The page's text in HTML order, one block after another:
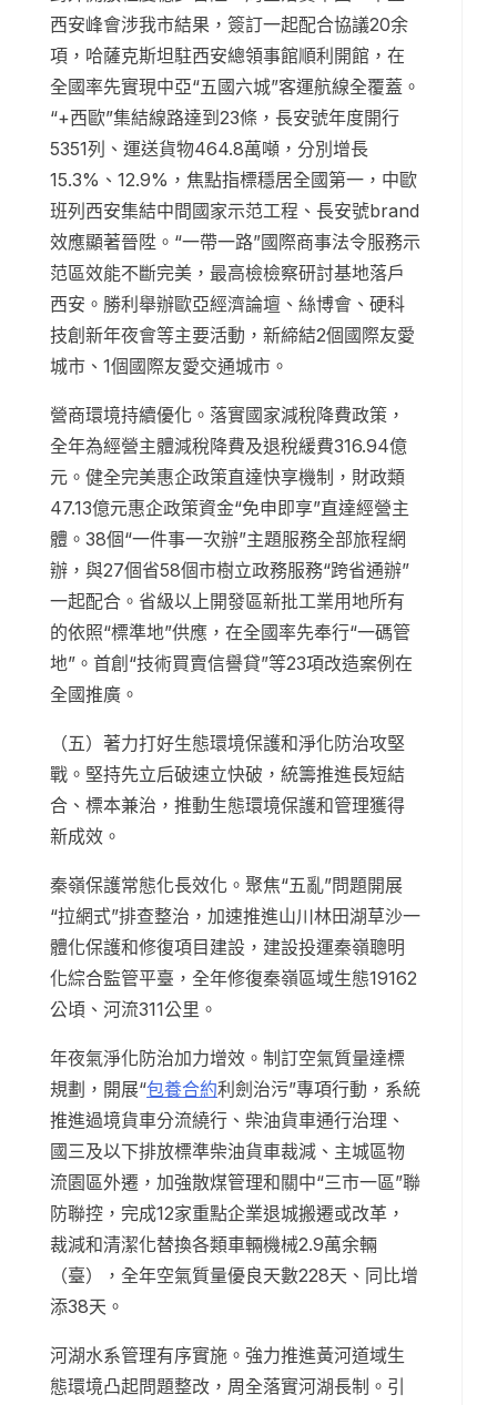
西安峰會涉我市結果，簽訂一起配合協議20余
項，哈薩克斯坦駐西安總領事館順利開館，在
全國率先實現中亞“五國六城”客運航線全覆蓋。
“+西歐”集結線路達到23條，長安號年度開行
5351列、運送貨物464.8萬噸，分別增長
15.3%、12.9%，焦點指標穩居全國第一，中歐
班列西安集結中間國家示范工程、長安號brand
效應顯著晉陞。“一帶一路”國際商事法令服務示
范區效能不斷完美，最高檢檢察研討基地落戶
西安。勝利舉辦歐亞經濟論壇、絲博會、硬科
技創新年夜會等主要活動，新締結2個國際友愛
城市、1個國際友愛交通城市。
營商環境持續優化。落實國家減稅降費政策，
全年為經營主體減稅降費及退稅緩費316.94億
元。健全完美惠企政策直達快享機制，財政類
47.13億元惠企政策資金“免申即享”直達經營主
體。38個“一件事一次辦”主題服務全部旅程網
辦，與27個省58個市樹立政務服務“跨省通辦”
一起配合。省級以上開發區新批工業用地所有
的依照“標準地”供應，在全國率先奉行“一碼管
地”。首創“技術買賣信譽貸”等23項改造案例在
全國推廣。
（五）著力打好生態環境保護和淨化防治攻堅
戰。堅持先立后破速立快破，統籌推進長短結
合、標本兼治，推動生態環境保護和管理獲得
新成效。
秦嶺保護常態化長效化。聚焦“五亂”問題開展
“拉網式”排查整治，加速推進山川林田湖草沙一
體化保護和修復項目建設，建設投運秦嶺聰明
化綜合監管平臺，全年修復秦嶺區域生態19162
公頃、河流311公里。
年夜氣淨化防治加力增效。制訂空氣質量達標
規劃，開展“包養合約利劍治污”專項行動，系統
推進過境貨車分流繞行、柴油貨車通行治理、
國三及以下排放標準柴油貨車裁減、主城區物
流園區外遷，加強散煤管理和關中“三市一區”聯
防聯控，完成12家重點企業退城搬遷或改革，
裁減和清潔化替換各類車輛機械2.9萬余輛
（臺），全年空氣質量優良天數228天、同比增
添38天。
河湖水系管理有序實施。強力推進黃河道域生
態環境凸起問題整改，周全落實河湖長制。引